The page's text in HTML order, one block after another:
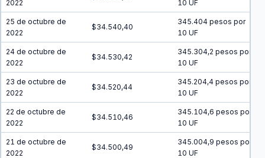
2022
10 UF
25 de octubre de
2022
$34.540,40
345.404 pesos por
10 UF
24 de octubre de
2022
$34.530,42
345.304,2 pesos por
10 UF
23 de octubre de
2022
$34.520,44
345.204,4 pesos por
10 UF
22 de octubre de
2022
$34.510,46
345.104,6 pesos por
10 UF
21 de octubre de
2022
$34.500,49
345.004,9 pesos por
10 UF